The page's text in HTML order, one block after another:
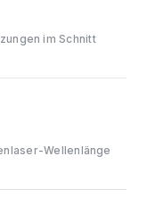
im Schnitt
Wellenlänge